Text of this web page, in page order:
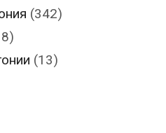
(342)
(13)